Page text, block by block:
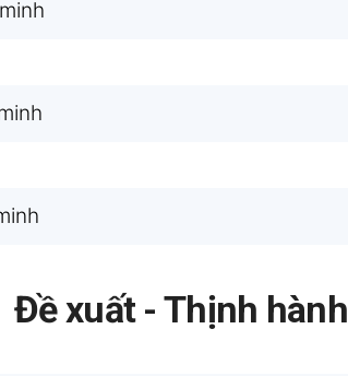
Đề xuất - Thịnh hành